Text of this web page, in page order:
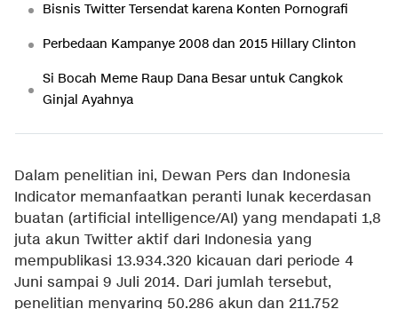
Bisnis Twitter Tersendat karena Konten Pornografi
Perbedaan Kampanye 2008 dan 2015 Hillary Clinton
Si Bocah Meme Raup Dana Besar untuk Cangkok
Ginjal Ayahnya
Dalam penelitian ini, Dewan Pers dan Indonesia
Indicator memanfaatkan peranti lunak kecerdasan
buatan (artificial intelligence/AI) yang mendapati 1,8
juta akun Twitter aktif dari Indonesia yang
mempublikasi 13.934.320 kicauan dari periode 4
Juni sampai 9 Juli 2014. Dari jumlah tersebut,
penelitian menyaring 50.286 akun dan 211.752